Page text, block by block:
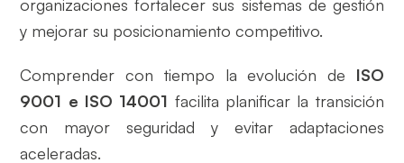
organizaciones fortalecer sus sistemas de gestión
y mejorar su posicionamiento competitivo.
Comprender con tiempo la evolución de ISO
9001 e ISO 14001 facilita planificar la transición
con mayor seguridad y evitar adaptaciones
aceleradas.